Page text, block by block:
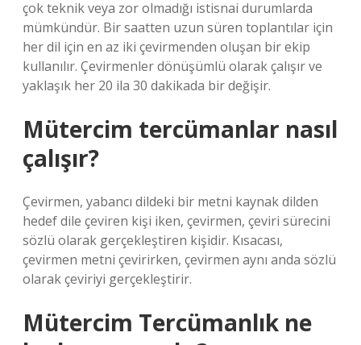
çok teknik veya zor olmadığı istisnai durumlarda
mümkündür. Bir saatten uzun süren toplantılar için
her dil için en az iki çevirmenden oluşan bir ekip
kullanılır. Çevirmenler dönüşümlü olarak çalışır ve
yaklaşık her 20 ila 30 dakikada bir değişir.
Mütercim tercümanlar nasıl
çalışır?
Çevirmen, yabancı dildeki bir metni kaynak dilden
hedef dile çeviren kişi iken, çevirmen, çeviri sürecini
sözlü olarak gerçekleştiren kişidir. Kısacası,
çevirmen metni çevirirken, çevirmen aynı anda sözlü
olarak çeviriyi gerçekleştirir.
Mütercim Tercümanlık ne